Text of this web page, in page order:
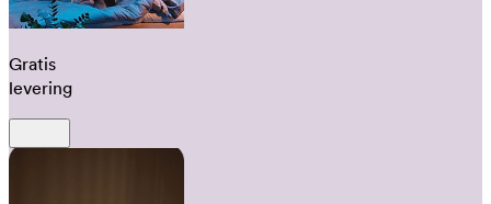
Gratis
levering